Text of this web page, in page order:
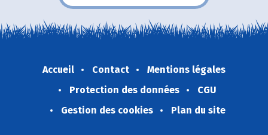
Accueil Contact
Mentions légales
Protection des données
CGU
Gestion des cookies
Plan du site